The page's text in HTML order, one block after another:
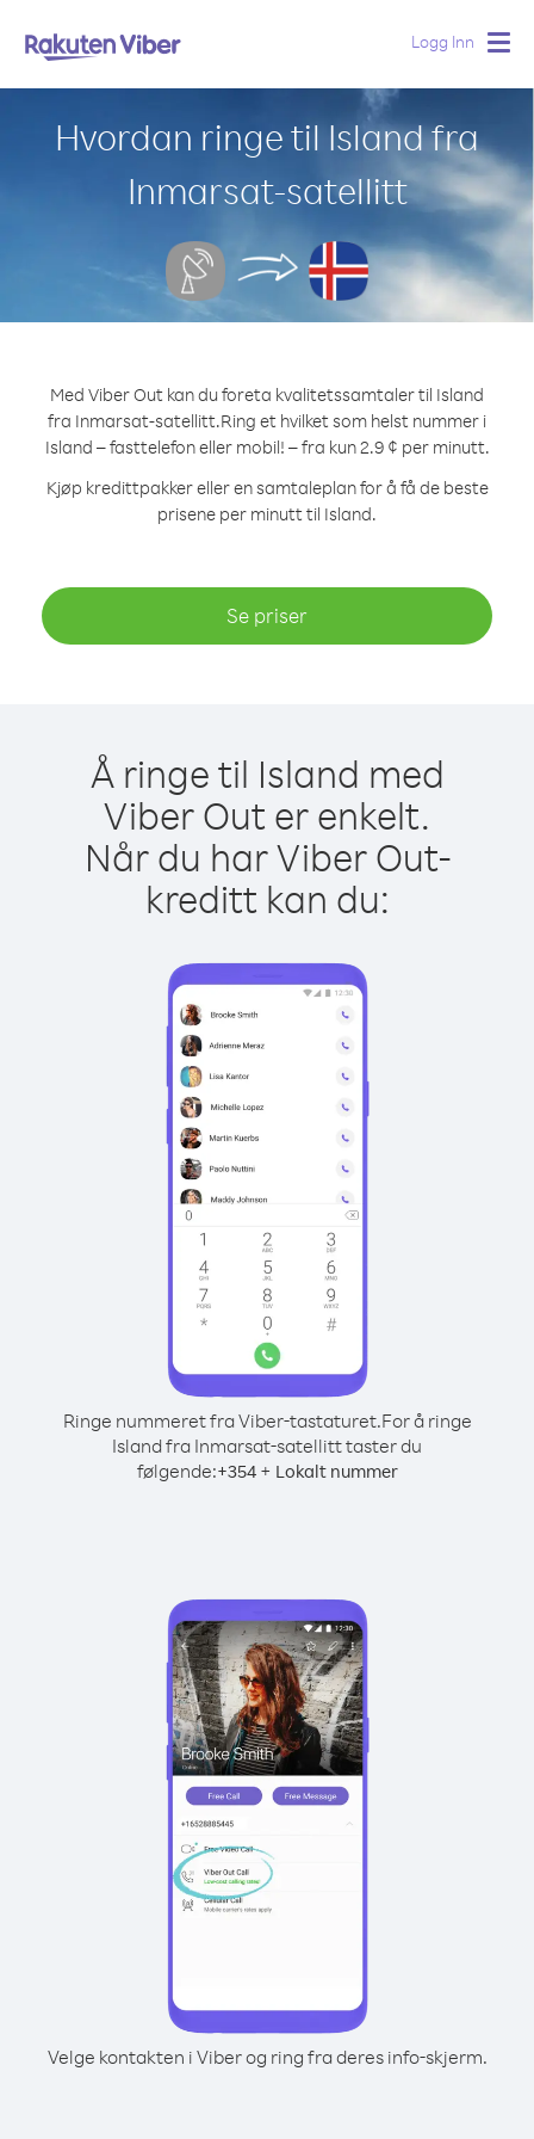
Logg Inn
Hvordan ringe til Island fra
Inmarsat-satellitt
Med Viber Out kan du foreta kvalitetssamtaler til Island
fra Inmarsat-satellitt.Ring et hvilket som helst nummer i
Island – fasttelefon eller mobil! – fra kun 2.9 ¢ per minutt.
Kjøp kredittpakker eller en samtaleplan for å få de beste
prisene per minutt til Island.
Se priser
Å ringe til Island med
Viber Out er enkelt.
Når du har Viber Out-
kreditt kan du:
Ringe nummeret fra Viber-tastaturet.For å ringe
Island fra Inmarsat-satellitt taster du
følgende:+354+ Lokalt nummer
Velge kontakten i Viber og ring fra deres info-skjerm.